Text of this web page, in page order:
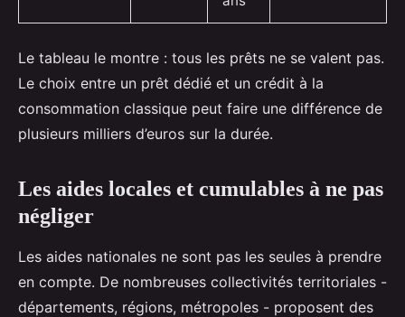
Le tableau le montre : tous les prêts ne se valent pas.
Le choix entre un prêt dédié et un crédit à la
consommation classique peut faire une différence de
plusieurs milliers d’euros sur la durée.
Les aides locales et cumulables à ne pas
négliger
Les aides nationales ne sont pas les seules à prendre
en compte. De nombreuses collectivités territoriales -
départements, régions, métropoles - proposent des